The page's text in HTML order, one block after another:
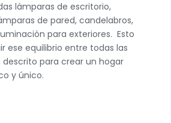
lámparas de escritorio,
de pared, candelabros,
para exteriores. Esto
ese equilibrio entre todas las
para crear un hogar
y único.